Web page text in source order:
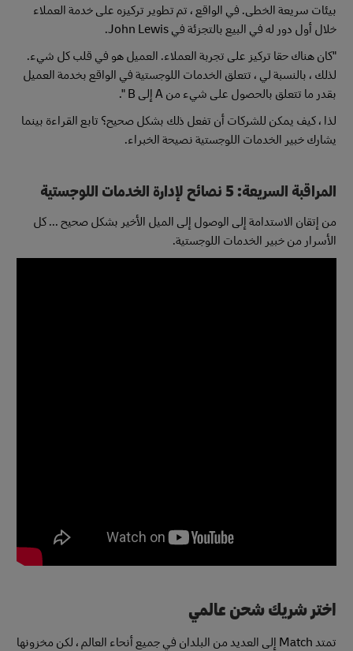
بيئات سريعة الخطى. في الواقع ، تم تطوير تركيزه على خدمة العملاء
خلال أول دور له في البيع بالتجزئة في John Lewis.
"كان هناك حقا تركيز على تجربة العملاء. العميل هو في قلب كل شيء.
لذلك ، بالنسبة لي ، تتعلق الخدمات اللوجستية في الواقع بخدمة العميل
بقدر ما تتعلق بالحصول على شيء من A إلى B ".
لذا ، كيف يمكن للشركات أن تفعل ذلك بشكل صحيح؟ تابع القراءة بينما
يشارك خبير الخدمات اللوجستية نصيحة الخبراء.
المراقبة السريعة: 5 نصائح لإدارة الخدمات اللوجستية
من إتقان الاستدامة إلى الوصول إلى الميل الأخير بشكل صحيح ... كل
الأسرار من خبير الخدمات اللوجستية.
اختر شريك شحن عالمي
تمتد Match إلى العديد من البلدان في جميع أنحاء العالم ، لكن مخزونها